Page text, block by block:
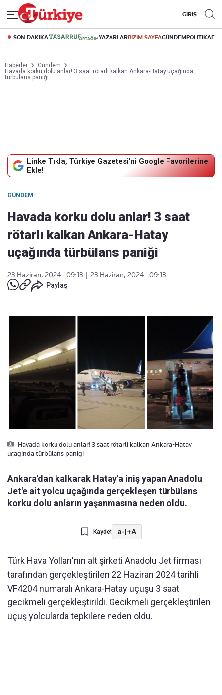
GİRİŞ
SON DAKİKA YAZARLARBİZİM SAYFAGÜNDEMPOLİTİKA
Haberler
Gündem
Havada korku dolu anlar! 3 saat rötarlı kalkan Ankara-Hatay uçağında
türbülans paniği
Linke Tıkla, Türkiye Gazetesi'ni Google Favorilerine
Ekle!
GÜNDEM
Havada korku dolu anlar! 3 saat
rötarlı kalkan Ankara-Hatay
uçağında türbülans paniği
23 Haziran, 2024 - 09:13
23 Haziran, 2024 - 09:13
Paylaş
Havada korku dolu anlar! 3 saat rötarli kalkan Ankara-Hatay
uçaginda türbülans panigi
Ankara'dan kalkarak Hatay'a iniş yapan Anadolu
Jet'e ait yolcu uçağında gerçekleşen türbülans
korku dolu anların yaşanmasına neden oldu.
Kaydet a-|+A
Türk Hava Yolları'nın alt şirketi Anadolu Jet firması
tarafından gerçekleştirilen 22 Haziran 2024 tarihli
VF4204 numaralı Ankara-Hatay uçuşu 3 saat
gecikmeli gerçekleştirildi. Gecikmeli gerçekleştirilen
uçuş yolcularda tepkilere neden oldu.